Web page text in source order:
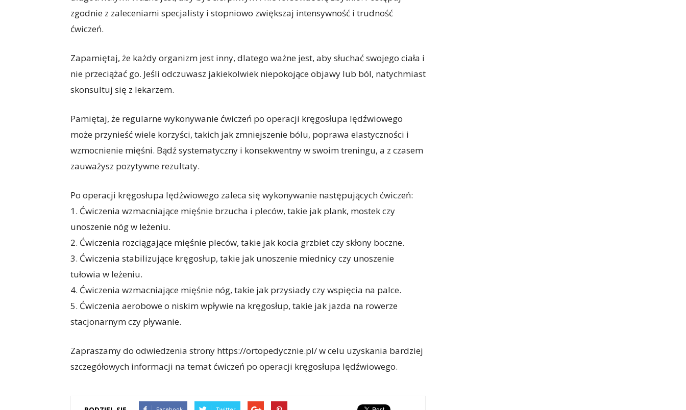
zgodnie z zaleceniami specjalisty i stopniowo zwiększaj intensywność i trudność
ćwiczeń.
Zapamiętaj, że każdy organizm jest inny, dlatego ważne jest, aby słuchać swojego ciała i
nie przeciążać go. Jeśli odczuwasz jakiekolwiek niepokojące objawy lub ból, natychmiast
skonsultuj się z lekarzem.
Pamiętaj, że regularne wykonywanie ćwiczeń po operacji kręgosłupa lędźwiowego
może przynieść wiele korzyści, takich jak zmniejszenie bólu, poprawa elastyczności i
wzmocnienie mięśni. Bądź systematyczny i konsekwentny w swoim treningu, a z czasem
zauważysz pozytywne rezultaty.
Po operacji kręgosłupa lędźwiowego zaleca się wykonywanie następujących ćwiczeń:
1. Ćwiczenia wzmacniające mięśnie brzucha i pleców, takie jak plank, mostek czy
unoszenie nóg w leżeniu.
2. Ćwiczenia rozciągające mięśnie pleców, takie jak kocia grzbiet czy skłony boczne.
3. Ćwiczenia stabilizujące kręgosłup, takie jak unoszenie miednicy czy unoszenie
tułowia w leżeniu.
4. Ćwiczenia wzmacniające mięśnie nóg, takie jak przysiady czy wspięcia na palce.
5. Ćwiczenia aerobowe o niskim wpływie na kręgosłup, takie jak jazda na rowerze
stacjonarnym czy pływanie.
Zapraszamy do odwiedzenia strony https://ortopedycznie.pl/ w celu uzyskania bardziej
szczegółowych informacji na temat ćwiczeń po operacji kręgosłupa lędźwiowego.